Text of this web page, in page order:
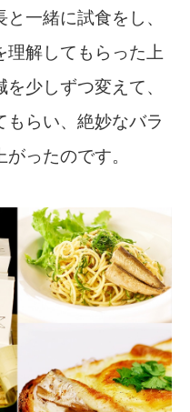
一緒に試食をし、
理解してもらった上
少しずつ変えて、
らい、絶妙なバラ
ったのです。